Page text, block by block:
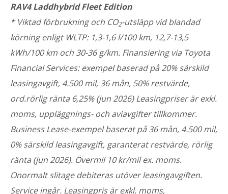
RAV4 Laddhybrid Fleet Edition
* Viktad förbrukning och CO2-utsläpp vid blandad
körning enligt WLTP: 1,3-1,6 l/100 km, 12,7-13,5
kWh/100 km och 30-36 g/km. Finansiering via Toyota
Financial Services: exempel baserad på 20% särskild
leasingavgift, 4.500 mil, 36 mån, 50% restvärde,
ord.rörlig ränta 6,25% (jun 2026) Leasingpriser är exkl.
moms, uppläggnings- och aviavgifter tillkommer.
Business Lease-exempel baserat på 36 mån, 4.500 mil,
0% särskild leasingavgift, garanterat restvärde, rörlig
ränta (jun 2026). Övermil 10 kr/mil ex. moms.
Onormalt slitage debiteras utöver leasingavgiften.
Service ingår. Leasingpris är exkl. moms,